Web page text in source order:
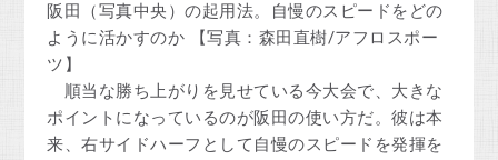
阪田（写真中央）の起用法。自慢のスピードをどの
ように活かすのか 【写真：森田直樹/アフロスポー
ツ】
順当な勝ち上がりを見せている今大会で、大きな
ポイントになっているのが阪田の使い方だ。彼は本
来、右サイドハーフとして自慢のスピードを発揮を